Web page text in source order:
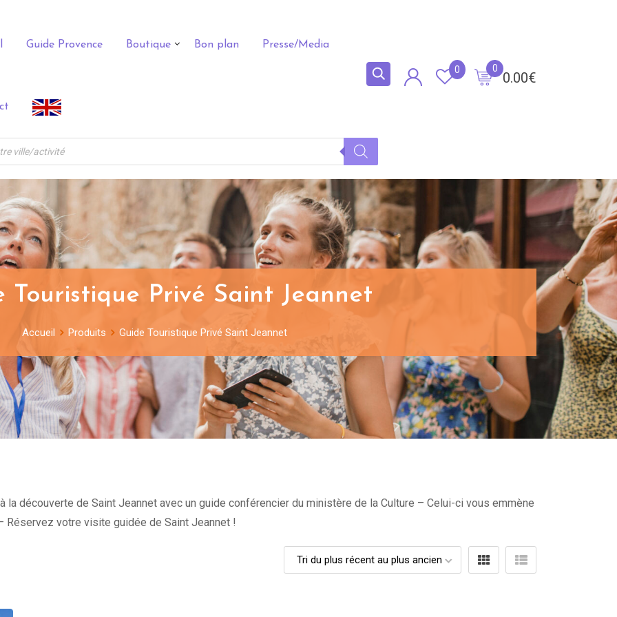
Guide Provence Boutique Bon plan Presse/Media
0.00€
0
0
Touristique Privé Saint Jeannet
Accueil Produits Guide Touristique Privé Saint Jeannet
la découverte de Saint Jeannet avec un guide conférencier du ministère de la Culture – Celui-ci vous emmène
Réservez votre visite guidée de Saint Jeannet !